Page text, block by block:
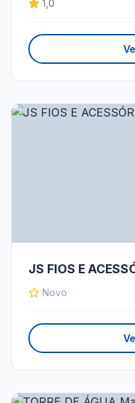
1,0
JS FIOS E
Novo